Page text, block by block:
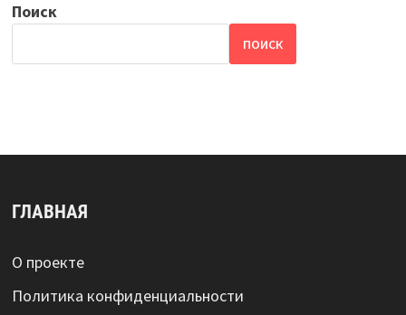
Поиск
ПОИСК
ГЛАВНАЯ
О проекте
Политика конфиденциальности